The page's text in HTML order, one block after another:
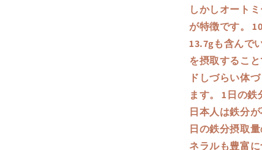
しかしオート
が特徴です。
13.7gも含んで
を摂取するこ
ドしづらい体
ます。 1日の
日本人は鉄分
日の鉄分摂取
ネラルも豊富